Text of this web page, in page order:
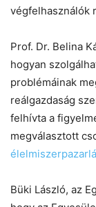
végfelhasználók
Prof. Dr. Belina
hogyan
problémáinak
reálgazdaság
felhívta a
megválasztott
Büki László, az